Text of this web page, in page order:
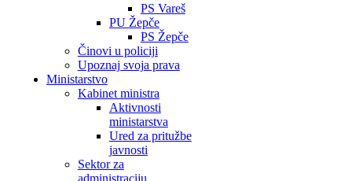
PS Vareš
PU Žepče
PS Žepče
Činovi u policiji
Upoznaj svoja prava
Ministarstvo
Kabinet ministra
Aktivnosti
ministarstva
Ured za pritužbe
javnosti
Sektor za
administraciju